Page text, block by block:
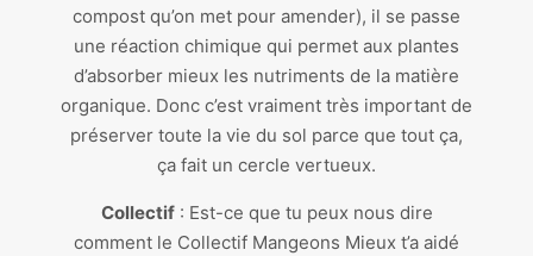
compost qu’on met pour amender), il se passe
une réaction chimique qui permet aux plantes
d’absorber mieux les nutriments de la matière
organique. Donc c’est vraiment très important de
préserver toute la vie du sol parce que tout ça,
ça fait un cercle vertueux.
Collectif: Est-ce que tu peux nous dire
comment le Collectif Mangeons Mieux t’a aidé